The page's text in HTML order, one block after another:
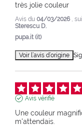
très jolie couleur
Avis du 04/03/2026 ,
Sterescu D.
pupa.it (it)
Voir l’avis d’origine
Avis vérifié
Une couleur
m'attendais.